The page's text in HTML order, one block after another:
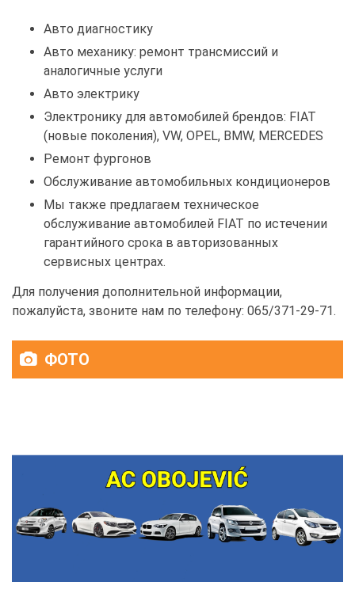
Авто диагностику
Авто механику: ремонт трансмиссий и
аналогичные услуги
Авто электрику
Электронику для автомобилей брендов: FIAT
(новые поколения), VW, OPEL, BMW, MERCEDES
Ремонт фургонов
Обслуживание автомобильных кондиционеров
Мы также предлагаем техническое
обслуживание автомобилей FIAT по истечении
гарантийного срока в авторизованных
сервисных центрах.
Для получения дополнительной информации,
пожалуйста, звоните нам по телефону: 065/371-29-71.
ФОТО